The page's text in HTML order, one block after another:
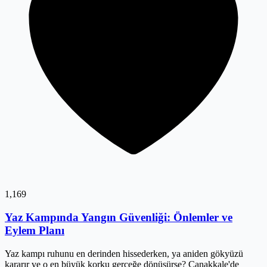
1,169
Yaz Kampında Yangın Güvenliği: Önlemler ve
Eylem Planı
Yaz kampı ruhunu en derinden hissederken, ya aniden gökyüzü
kararır ve o en büyük korku gerçeğe dönüşürse? Çanakkale'de